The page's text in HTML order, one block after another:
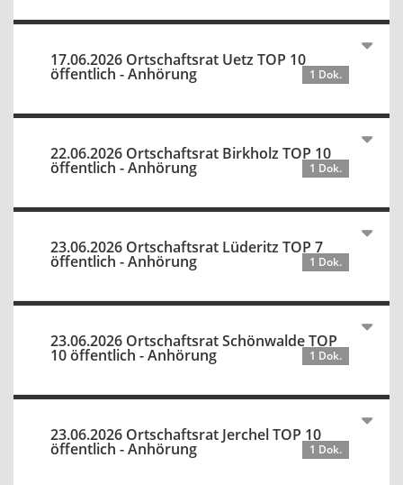
17.06.2026 Ortschaftsrat Uetz TOP 10
öffentlich - Anhörung 1 Dok.
22.06.2026 Ortschaftsrat Birkholz TOP 10
öffentlich - Anhörung 1 Dok.
23.06.2026 Ortschaftsrat Lüderitz TOP 7
öffentlich - Anhörung 1 Dok.
23.06.2026 Ortschaftsrat Schönwalde TOP
10 öffentlich - Anhörung 1 Dok.
23.06.2026 Ortschaftsrat Jerchel TOP 10
öffentlich - Anhörung 1 Dok.